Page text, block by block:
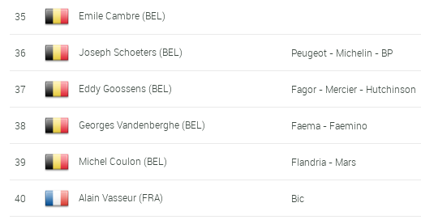
35 Emile Cambre (BEL)
36 Joseph Schoeters (BEL) Peugeot - Michelin - BP
37 Eddy Goossens (BEL) Fagor - Mercier - Hutchinson
38 Georges Vandenberghe (BEL) Faema - Faemino
39 Michel Coulon (BEL) Flandria - Mars
40 Alain Vasseur (FRA) Bic